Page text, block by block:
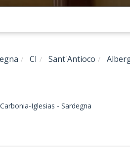
CI Sant'Antioco
Carbonia-Iglesias - Sardegna